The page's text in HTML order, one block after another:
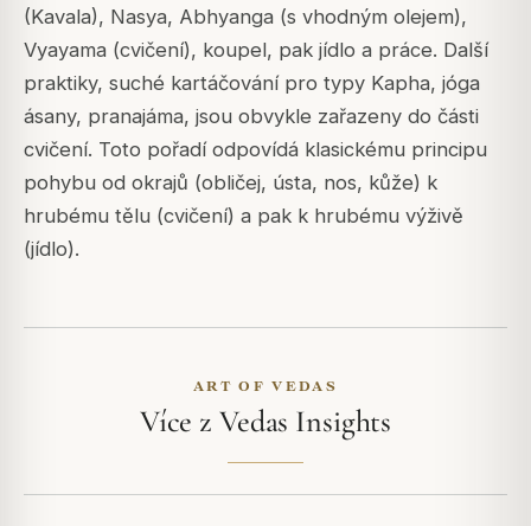
(Kavala), Nasya, Abhyanga (s vhodným olejem),
Vyayama (cvičení), koupel, pak jídlo a práce. Další
praktiky, suché kartáčování pro typy Kapha, jóga
ásany, pranajáma, jsou obvykle zařazeny do části
cvičení. Toto pořadí odpovídá klasickému principu
pohybu od okrajů (obličej, ústa, nos, kůže) k
hrubému tělu (cvičení) a pak k hrubému výživě
(jídlo).
ART OF VEDAS
Více z Vedas Insights